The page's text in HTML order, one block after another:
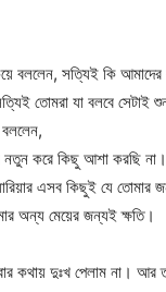
বললেন, সত্যিই কি
তোমরা যা বলবে সেটাই
করে কিছু আশা করছি
এসব কিছুই যে তোমার
অন্য মেয়ের জন্যই ক্ষতি।
কথায় দুঃখ পেলাম না।